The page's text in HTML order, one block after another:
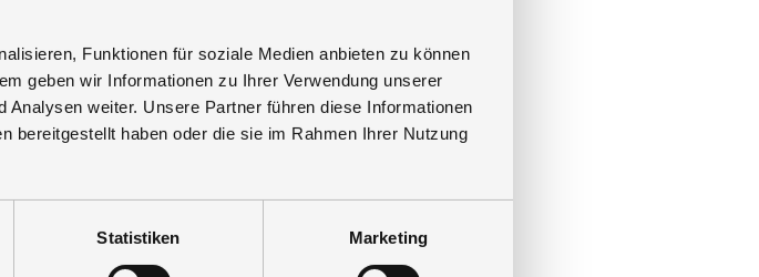
Funktionen für soziale Medien anbieten zu können
geben wir Informationen zu Ihrer Verwendung unserer
weiter. Unsere Partner führen diese Informationen
bereitgestellt haben oder die sie im Rahmen Ihrer Nutzung
Statistiken Marketing